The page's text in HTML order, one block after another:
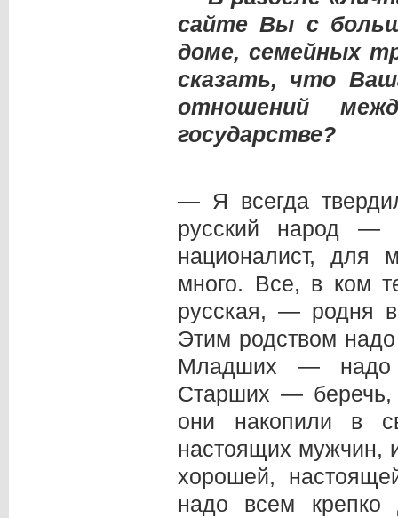
сайте Вы с
доме, семейных
сказать, что
отношений
государстве?
— Я всегда
русский народ —
националист, для
много. Все, в ком
русская, — родня в
Этим родством
Младших — надо
Старших — беречь,
они накопили в
настоящих мужчин,
хорошей,
надо всем